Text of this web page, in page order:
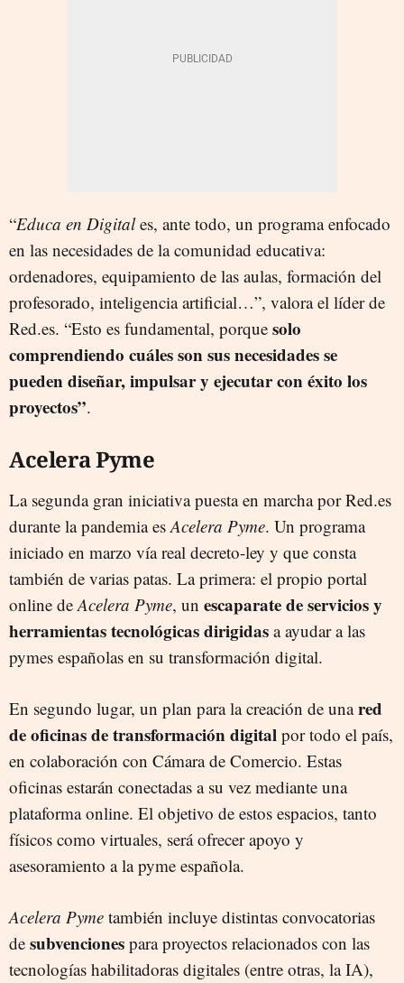
“Educa en Digitales, ante todo, un programa enfocado
en las necesidades de la comunidad educativa:
ordenadores, equipamiento de las aulas, formación del
profesorado, inteligencia artificial…”, valora el líder de
Red.es. “Esto es fundamental, porque solo
comprendiendo cuáles son sus necesidades se
pueden diseñar, impulsar y ejecutar con éxito los
proyectos”.
Acelera Pyme
La segunda gran iniciativa puesta en marcha por Red.es
durante la pandemia esAcelera Pyme. Un programa
iniciado en marzo vía real decreto-ley y que consta
también de varias patas. La primera: el propio portal
online deAcelera Pyme, un escaparate de servicios y
herramientas tecnológicas dirigidas a ayudar a las
pymes españolas en su transformación digital.
En segundo lugar, un plan para la creación de unared
de oficinas de transformación digital por todo el país,
en colaboración con Cámara de Comercio. Estas
oficinas estarán conectadas a su vez mediante una
plataforma online. El objetivo de estos espacios, tanto
físicos como virtuales, será ofrecer apoyo y
asesoramiento a la pyme española.
Acelera Pyme también incluye distintas convocatorias
de subvenciones para proyectos relacionados con las
tecnologías habilitadoras digitales (entre otras, la IA),